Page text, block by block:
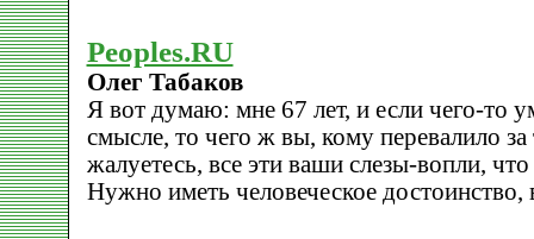
Peoples.RU
Олег Табаков
Я вот думаю: мне 67 лет, и если чего-то
смысле, то чего ж вы, кому перевалило за
жалуетесь, все эти ваши слезы-вопли, что
Hужно иметь человеческое